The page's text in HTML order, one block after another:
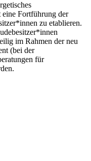
eine Fortführung der
zu etablieren.
im Rahmen der neu
(bei der
für